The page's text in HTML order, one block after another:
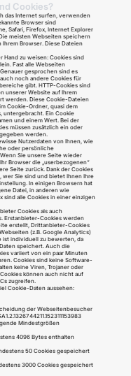
Cookies?
das Internet surfen, verwenden
Browser sind
Safari, Firefox, Internet Explorer
meisten Webseiten speichern
Ihrem Browser. Diese Dateien
Hand zu weisen: Cookies sind
Fast alle Webseiten
gesprochen sind es
noch andere Cookies für
gibt. HTTP-Cookies sind
unserer Website auf Ihrem
werden. Diese Cookie-Dateien
Cookie-Ordner, quasi dem
untergebracht. Ein Cookie
und einem Wert. Bei der
müssen zusätzlich ein oder
werden.
Nutzerdaten von Ihnen, wie
oder persönliche
Sie unsere Seite wieder
Browser die „userbezogenen“
Seite zurück. Dank der Cookies
wer Sie sind und bietet Ihnen Ihre
In einigen Browsern hat
Datei, in anderen wie
sind alle Cookies in einer einzigen
Cookies als auch
Erstanbieter-Cookies werden
erstellt, Drittanbieter-Cookies
(z.B. Google Analytics)
ist individuell zu bewerten, da
speichert. Auch die
variiert von ein paar Minuten
Cookies sind keine Software-
keine Viren, Trojaner oder
können auch nicht auf
zugreifen.
Cookie-Daten aussehen:
der Webseitenbesucher
Mindestgrößen
4096 Bytes enthalten
50 Cookies gespeichert
3000 Cookies gespeichert